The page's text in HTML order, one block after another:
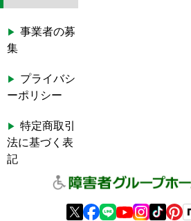
事業者の募
集
プライバシ
ーポリシー
特定商取引
法に基づく表
記